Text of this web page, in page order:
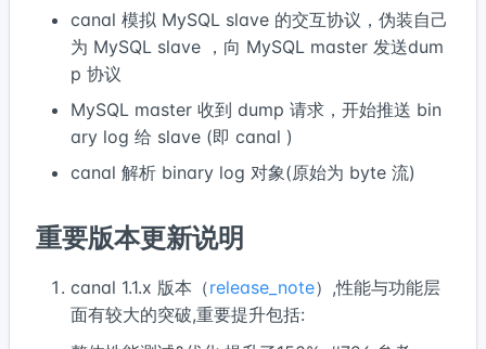
canal 模拟 MySQL slave 的交互协议，伪装自己
为 MySQL slave ，向 MySQL master 发送dum
p 协议
MySQL master 收到 dump 请求，开始推送 bin
ary log 给 slave (即 canal )
canal 解析 binary log 对象(原始为 byte 流)
重要版本更新说明
canal 1.1.x 版本（release_note）,性能与功能层
面有较大的突破,重要提升包括: